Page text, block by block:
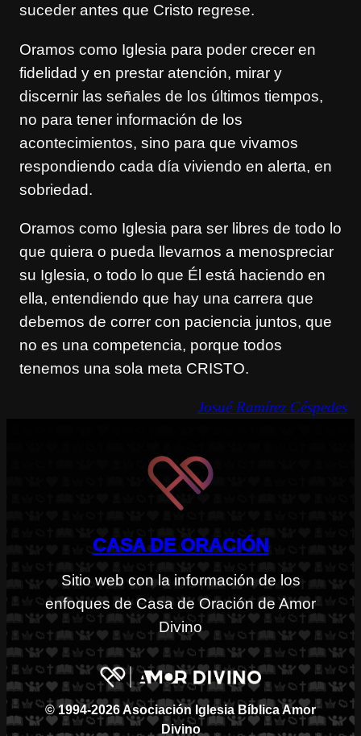
suceder antes que Cristo regrese.
Oramos como Iglesia para poder crecer en
fidelidad y en prestar atención, mirar y
discernir las señales de los últimos tiempos,
no para tener información de los
acontecimientos, sino para que vivamos
respondiendo cada día viviendo en alerta, en
sobriedad.
Oramos como Iglesia para ser libres de todo lo
que quiera o pueda llevarnos a menospreciar
su Iglesia, o todo lo que Él está haciendo en
ella, entendiendo que hay una carrera que
debemos de correr con paciencia juntos, que
no es una competencia, porque todos
tenemos una sola meta CRISTO.
Josué Ramírez Céspedes
CASA DE ORACIÓN
Sitio web con la información de los
enfoques de Casa de Oración de Amor
Divino
© 1994-2026 Asociación Iglesia Bíblica Amor
Divino